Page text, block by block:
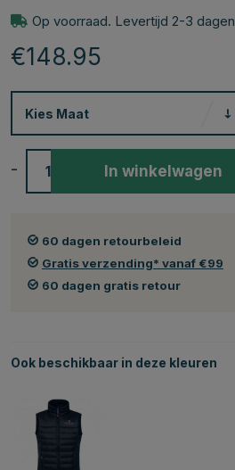
Op voorraad. Levertijd 2-3 dagen
€148.95
Kies Maat
- In winkelwagen
60 dagen retourbeleid
Gratis verzending* vanaf €99
60 dagen gratis retour
Ook beschikbaar in deze kleuren